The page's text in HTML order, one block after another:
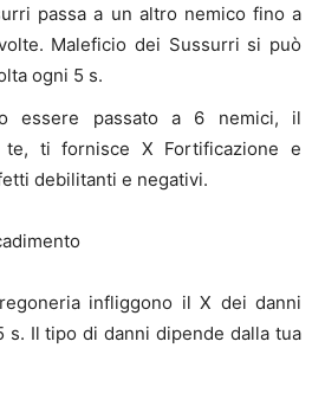
passa a un altro nemico fino a
Maleficio dei Sussurri si può
ogni 5 s.
essere passato a 6 nemici, il
te, ti fornisce X Fortificazione e
debilitanti e negativi.
infliggono il X dei danni
s. Il tipo di danni dipende dalla tua